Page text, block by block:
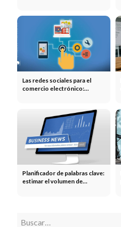
Las redes sociales para el
comercio electrónico:
Planificador de palabras clave:
estimar el volumen de